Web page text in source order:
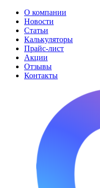
О компании
Новости
Статьи
Калькуляторы
Прайс-лист
Акции
Отзывы
Контакты